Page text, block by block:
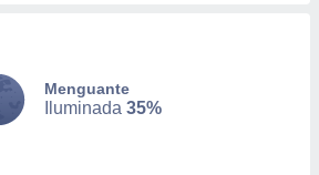
Menguante
Iluminada 35%